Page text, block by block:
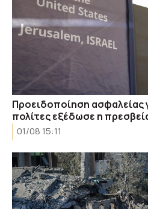
Προειδοποίηση ασφαλείας
πολίτες εξέδωσε η
01/08 15:11